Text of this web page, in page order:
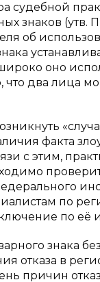
судебной
знаков
об
оно
что два лица
факта
с этим,
по
по её
знака
отказа в
причин